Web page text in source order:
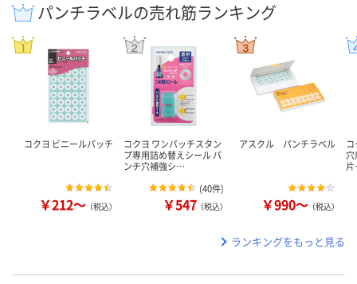
パンチラベルの売れ筋ランキング
コクヨ ビニールパッチ
￥212～ （税込）
コクヨ ワンパッチスタン
プ専用詰め替えシール パ
ンチ穴補強シ…
(40件)
￥547 （税込）
アスクル パンチラベル
￥990～ （税込）
ランキングをもっと見る